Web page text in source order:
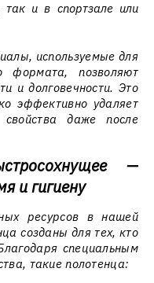
так и в спортзале или
используемые для
формата, позволяют
и долговечности. Это
эффективно удаляет
даже после
—
и гигиену
ресурсов в нашей
созданы для тех, кто
специальным
такие полотенца: